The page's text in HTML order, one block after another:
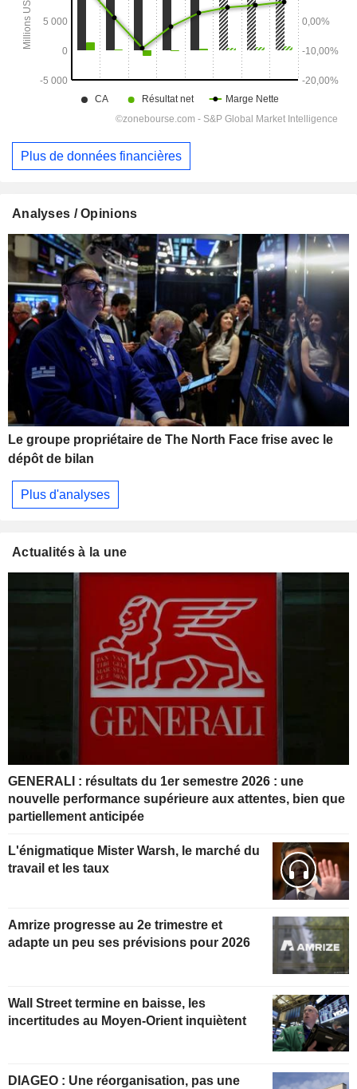
Plus de données financières
Analyses / Opinions
Le groupe propriétaire de The North Face frise avec le
dépôt de bilan
Plus d'analyses
Actualités à la une
GENERALI : résultats du 1er semestre 2026 : une
nouvelle performance supérieure aux attentes, bien que
partiellement anticipée
L'énigmatique Mister Warsh, le marché du
travail et les taux
Amrize progresse au 2e trimestre et
adapte un peu ses prévisions pour 2026
Wall Street termine en baisse, les
incertitudes au Moyen-Orient inquiètent
DIAGEO : Une réorganisation, pas une